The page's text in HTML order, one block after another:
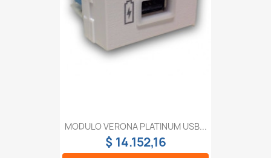
MODULO VERONA PLATINUM USB...
$ 14.152,16